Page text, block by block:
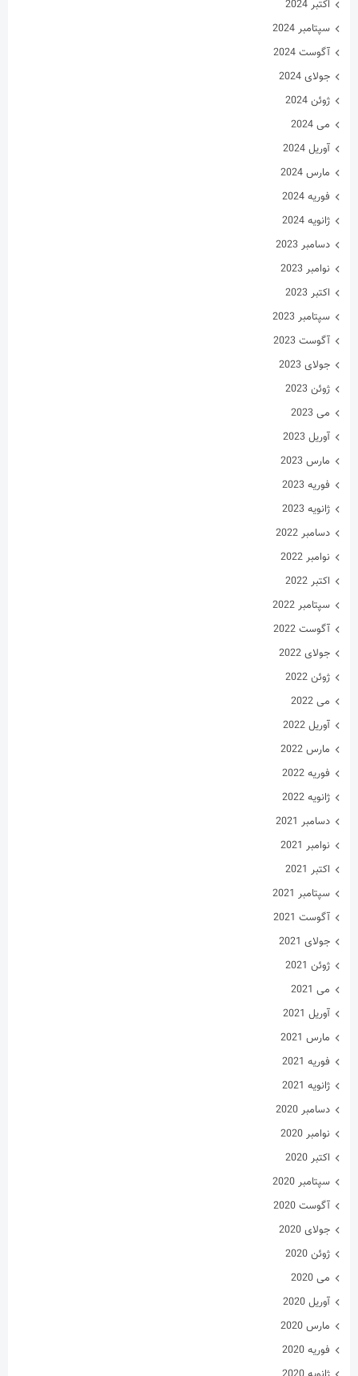
سپتامبر 2023
آگوست 2023
جولای 2023
ژوئن 2023
می 2023
آوریل 2023
مارس 2023
فوریه 2023
ژانویه 2023
دسامبر 2022
نوامبر 2022
اکتبر 2022
سپتامبر 2022
آگوست 2022
جولای 2022
ژوئن 2022
می 2022
آوریل 2022
مارس 2022
فوریه 2022
ژانویه 2022
دسامبر 2021
نوامبر 2021
اکتبر 2021
سپتامبر 2021
آگوست 2021
جولای 2021
ژوئن 2021
می 2021
آوریل 2021
مارس 2021
فوریه 2021
ژانویه 2021
دسامبر 2020
نوامبر 2020
اکتبر 2020
سپتامبر 2020
آگوست 2020
جولای 2020
ژوئن 2020
می 2020
آوریل 2020
مارس 2020
فوریه 2020
ژانویه 2020
فوریه 2019